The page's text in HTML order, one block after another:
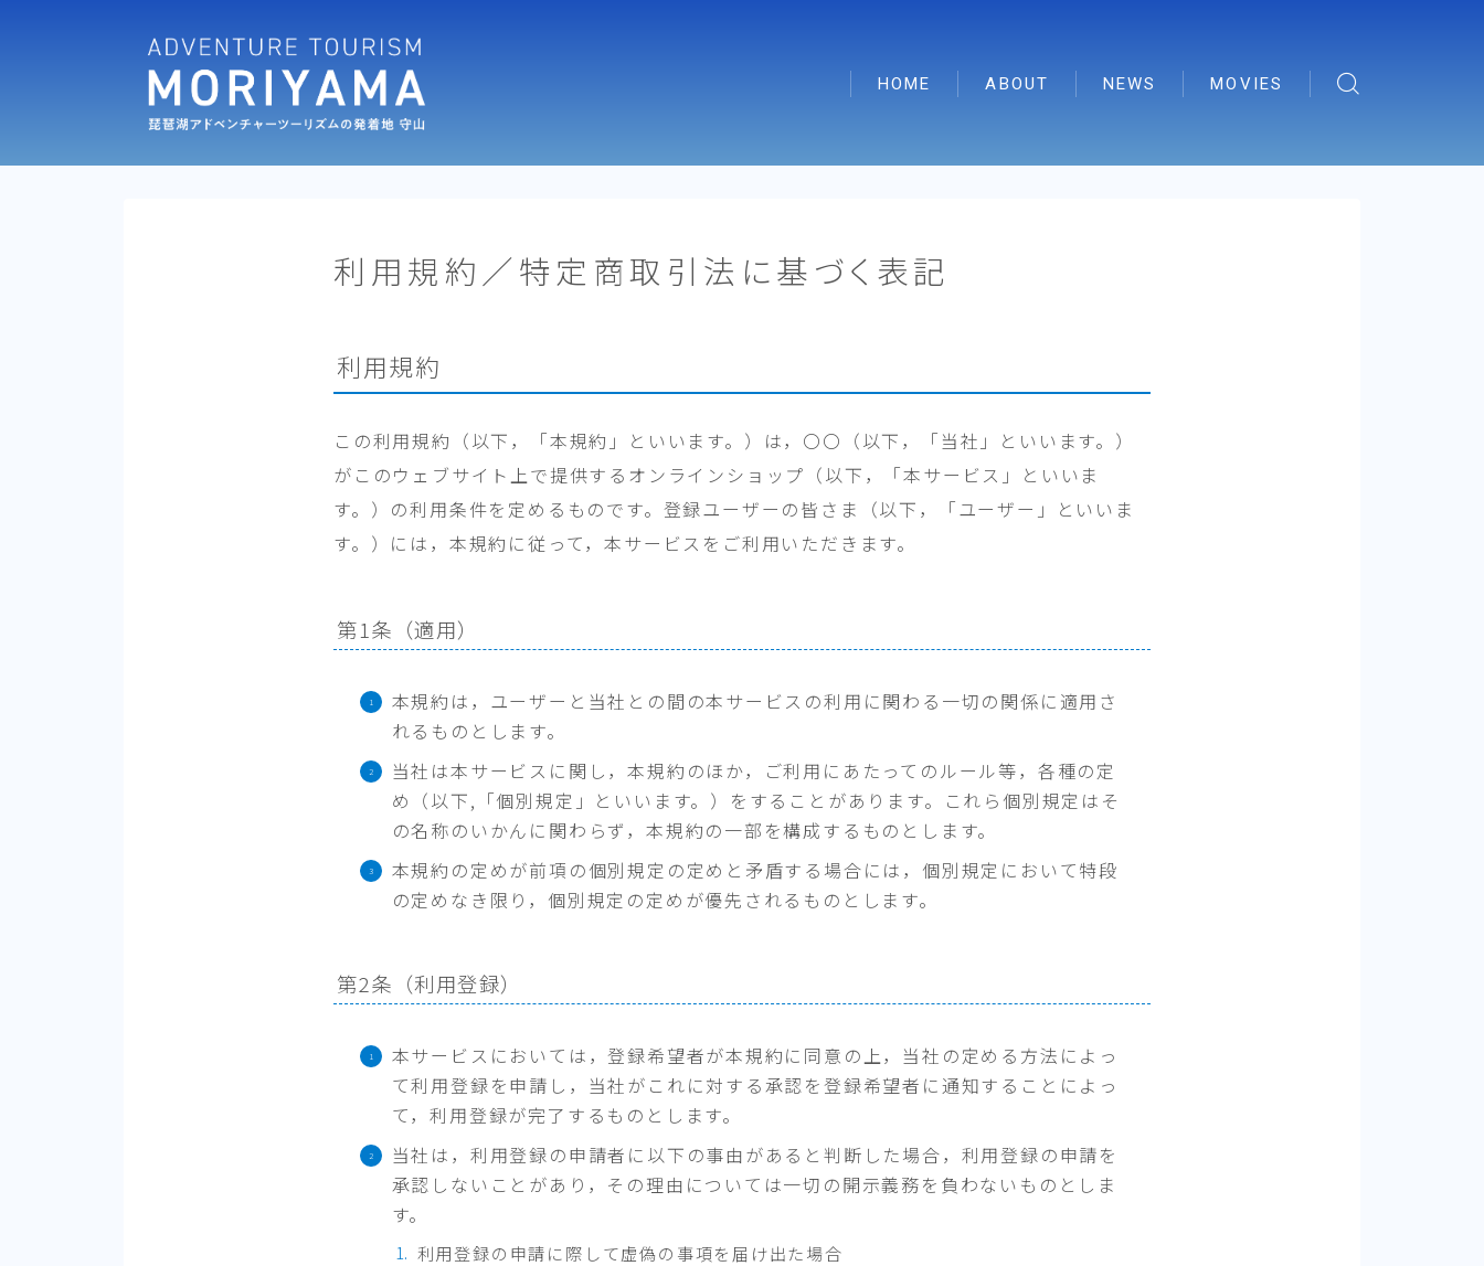
HOME ABOUT NEWS MOVIES
利用規約／特定商取引法に基づく表記
利用規約
この利用規約（以下，「本規約」といいます。）は，〇〇（以下，「当社」といいます。）
がこのウェブサイト上で提供するオンラインショップ（以下，「本サービス」といいま
す。）の利用条件を定めるものです。登録ユーザーの皆さま（以下，「ユーザー」といいま
す。）には，本規約に従って，本サービスをご利用いただきます。
第1条（適用）
本規約は，ユーザーと当社との間の本サービスの利用に関わる一切の関係に適用さ
れるものとします。
当社は本サービスに関し，本規約のほか，ご利用にあたってのルール等，各種の定
め（以下,「個別規定」といいます。）をすることがあります。これら個別規定はそ
の名称のいかんに関わらず，本規約の一部を構成するものとします。
本規約の定めが前項の個別規定の定めと矛盾する場合には，個別規定において特段
の定めなき限り，個別規定の定めが優先されるものとします。
第2条（利用登録）
本サービスにおいては，登録希望者が本規約に同意の上，当社の定める方法によっ
て利用登録を申請し，当社がこれに対する承認を登録希望者に通知することによっ
て，利用登録が完了するものとします。
当社は，利用登録の申請者に以下の事由があると判断した場合，利用登録の申請を
承認しないことがあり，その理由については一切の開示義務を負わないものとしま
す。
利用登録の申請に際して虚偽の事項を届け出た場合